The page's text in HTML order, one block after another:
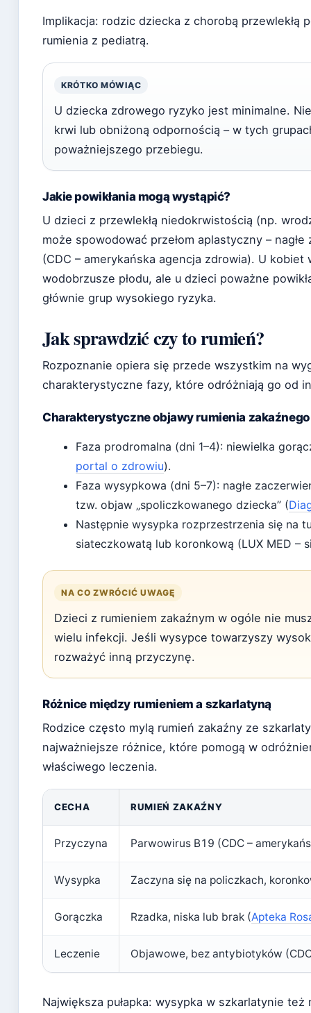
Implikacja: rodzic dziecka z chorobą przewlekłą
rumienia z pediatrą.
KRÓTKO MÓWIĄC
U dziecka zdrowego ryzyko jest minimalne.
krwi lub obniżoną odpornością – w tych
poważniejszego przebiegu.
Jakie powikłania mogą wystąpić?
U dzieci z przewlekłą niedokrwistością (np.
może spowodować przełom aplastyczny –
(CDC – amerykańska agencja zdrowia). U kobiet
wodobrzusze płodu, ale u dzieci poważne
głównie grup wysokiego ryzyka.
Jak sprawdzić czy to rumień?
Rozpoznanie opiera się przede wszystkim na
charakterystyczne fazy, które odróżniają go od
Charakterystyczne objawy rumienia zakaźnego
Faza prodromalna (dni 1–4): niewielka
portal o zdrowiu).
Faza wysypkowa (dni 5–7): nagłe
tzw. objaw „spoliczkowanego dziecka” (
Następnie wysypka rozprzestrzenia się na
siateczkowatą lub koronkową (LUX MED –
NA CO ZWRÓCIĆ UWAGĘ
Dzieci z rumieniem zakaźnym w ogóle nie
wielu infekcji. Jeśli wysypce towarzyszy
rozważyć inną przyczynę.
Różnice między rumieniem a szkarlatyną
Rodzice często mylą rumień zakaźny ze
najważniejsze różnice, które pomogą w
właściwego leczenia.
CECHA RUMIEŃ ZAKAŹNY
Przyczyna Parwowirus B19 (CDC –
Wysypka Zaczyna się na policzkach,
Gorączka Rzadka, niska lub brak (Apteka
Leczenie Objawowe, bez antybiotyków
Największa pułapka: wysypka w szkarlatynie